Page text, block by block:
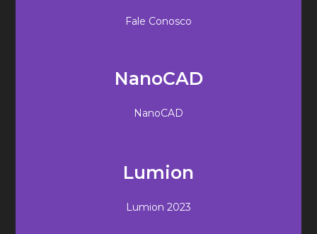
Fale Conosco
NanoCAD
NanoCAD
Lumion
Lumion 2023